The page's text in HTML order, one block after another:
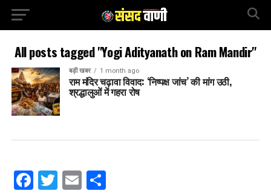
All posts tagged "Yogi Adityanath on Ram Mandir"
बड़ी खबर 1 month ago
राम मंदिर चढ़ावा विवाद: ‘निष्पक्ष जांच’ की मांग उठी,
श्रद्धालुओं में गहरा रोष
Facebook
Twitter
EmailShare